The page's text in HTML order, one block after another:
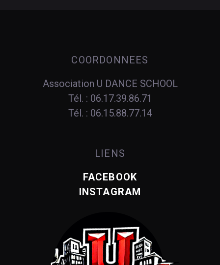
COORDONNEES
Association U DANCE SCHOOL
Tél. : 06.17.39.86.71
Tél. : 06.15.88.77.14
LIENS
FACEBOOK
INSTAGRAM